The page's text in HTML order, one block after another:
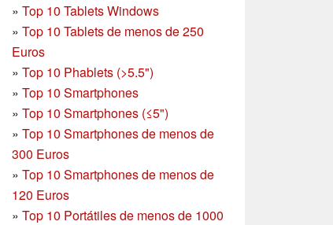
» Top 10 Tablets Windows
» Top 10 Tablets de menos de 250
Euros
» Top 10 Phablets (>5.5")
» Top 10 Smartphones
» Top 10 Smartphones (≤5")
» Top 10 Smartphones de menos de
300 Euros
» Top 10 Smartphonesde menos de
120 Euros
» Top 10 Portátiles de menos de 1000